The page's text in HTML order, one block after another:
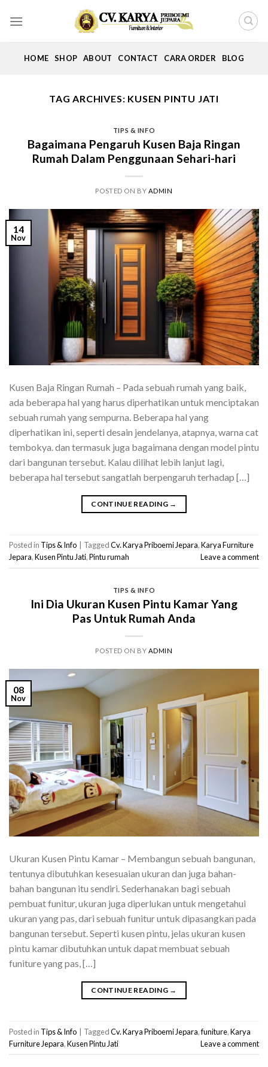
HOME SHOP ABOUT CONTACT CARA ORDER BLOG
TAG ARCHIVES: KUSEN PINTU JATI
TIPS & INFO
Bagaimana Pengaruh Kusen Baja Ringan
Rumah Dalam Penggunaan Sehari-hari
POSTED ON BY ADMIN
14
Nov
Kusen Baja Ringan Rumah – Pada sebuah rumah yang baik,
ada beberapa hal yang harus diperhatikan untuk menciptakan
sebuah rumah yang sempurna. Beberapa hal yang
diperhatikan ini, seperti desain jendelanya, atapnya, warna cat
tembokya. dan termasuk juga bagaimana dengan model pintu
dari bangunan tersebut. Kalau dilihat lebih lanjut lagi,
beberapa hal tersebut sangatlah berpengaruh terhadap […]
CONTINUE READING →
Posted in Tips & Info TaggedCv. Karya Priboemi Jepara,Karya Furniture
Jepara,Kusen Pintu Jati,Pintu rumah Leave a comment
TIPS & INFO
Ini Dia Ukuran Kusen Pintu Kamar Yang
Pas Untuk Rumah Anda
POSTED ON BY ADMIN
08
Nov
Ukuran Kusen Pintu Kamar – Membangun sebuah bangunan,
tentunya dibutuhkan kesesuaian ukuran dan juga bahan-
bahan bangunan itu sendiri. Sederhanakan bagi sebuah
pembuat funitur, ukuran juga diperlukan untuk mengetahui
ukuran yang pas, dari sebuah funitur untuk dipasangkan pada
bangunan tersebut. Seperti kusen pintu, jelas ukuran kusen
pintu kamar dibutuhkan untuk dapat membuat sebuah
funiture yang pas, […]
CONTINUE READING →
Posted in Tips & Info | TaggedCv. Karya Priboemi Jepara,funiture,Karya
Furniture Jepara,Kusen Pintu Jati Leave a comment